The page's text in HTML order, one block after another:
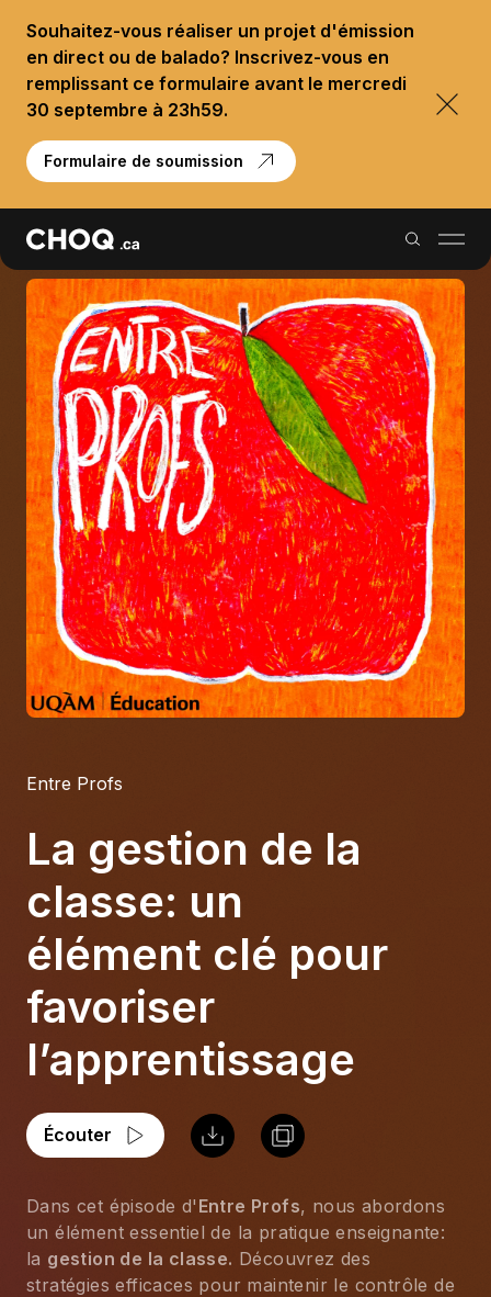
Souhaitez-vous réaliser un projet d'émission
en direct ou de balado? Inscrivez-vous en
remplissant ce formulaire avant le mercredi
30 septembre à 23h59.
Formulaire de soumission
Balados
Reportages
Palmarès
À propos
S'impliquer
Carrière
Location studio
Entre Profs
La gestion de la
classe: un
élément clé pour
favoriser
l’apprentissage
Écouter
Dans cet épisode d' Entre Profs, nous abordons
un élément essentiel de la pratique enseignante:
la gestion de la classe. Découvrez des
stratégies efficaces pour maintenir le contrôle de